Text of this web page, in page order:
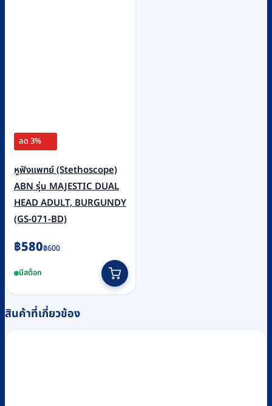
ลด 3%
หูฟังแพทย์ (Stethoscope)
ABN รุ่น MAJESTIC DUAL
HEAD ADULT, BURGUNDY
(GS-071-BD)
฿600
Original
was:
฿600.
฿580
Current
is:
฿580.
มีสต็อก
สินค้าที่เกี่ยวข้อง